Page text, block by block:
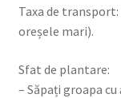
Taxa de
oreșele mari).
Sfat de plantare:
– Săpați groapa